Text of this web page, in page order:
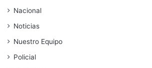
Nacional
Noticias
Nuestro Equipo
Policial